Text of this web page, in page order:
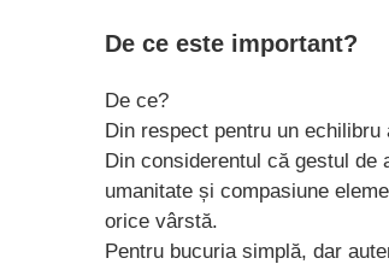
De ce este important?
De ce?
Din respect pentru un
Din considerentul că gestul de
umanitate și compasiune
orice vârstă.
Pentru bucuria simplă, dar